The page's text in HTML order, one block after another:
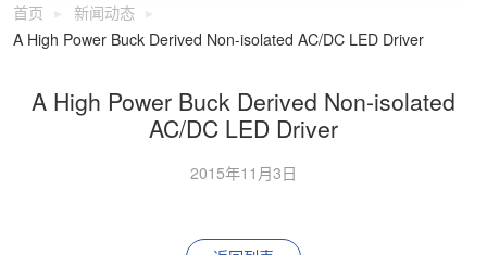
首页
新闻动态
A High Power Buck Derived Non-isolated AC/DC LED Driver
A High Power Buck Derived Non-isolated
AC/DC LED Driver
2015年11月3日